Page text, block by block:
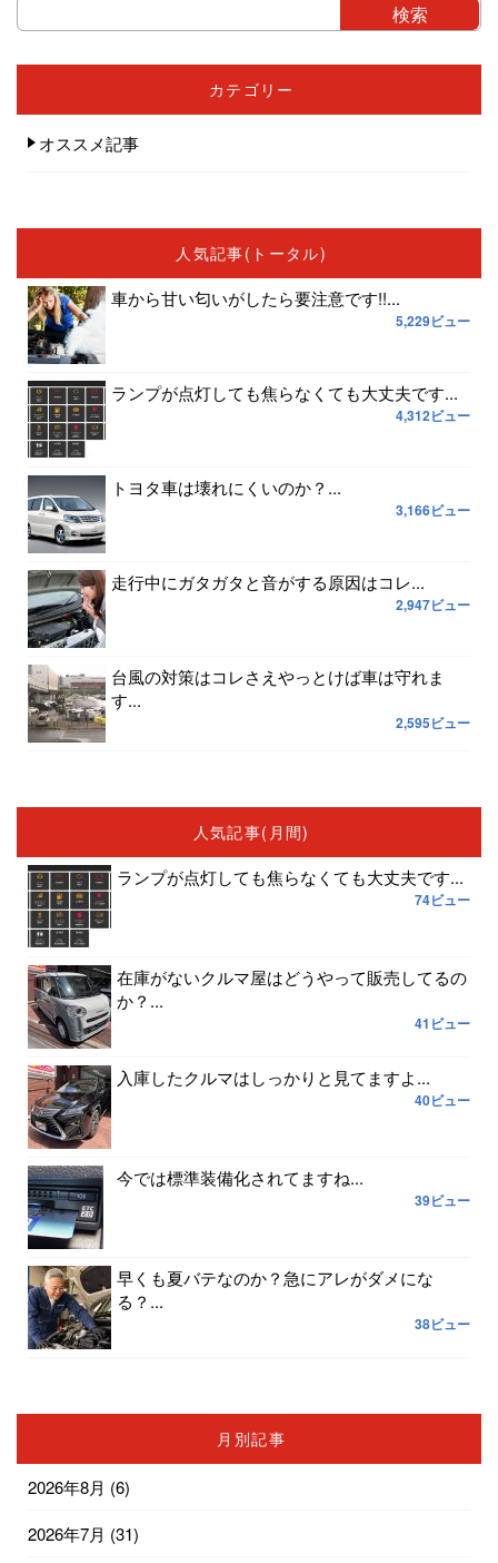
カテゴリー
オススメ記事
人気記事(トータル)
車から甘い匂いがしたら要注意です!!...
5,229ビュー
ランプが点灯しても焦らなくても大丈夫です...
4,312ビュー
トヨタ車は壊れにくいのか？...
3,166ビュー
走行中にガタガタと音がする原因はコレ...
2,947ビュー
台風の対策はコレさえやっとけば車は守れま
す...
2,595ビュー
人気記事(月間)
ランプが点灯しても焦らなくても大丈夫です...
74ビュー
在庫がないクルマ屋はどうやって販売してるの
か？...
41ビュー
入庫したクルマはしっかりと見てますよ...
40ビュー
今では標準装備化されてますね...
39ビュー
早くも夏バテなのか？急にアレがダメにな
る？...
38ビュー
月別記事
2026年8月 (6)
2026年7月 (31)